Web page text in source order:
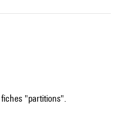
"partitions".